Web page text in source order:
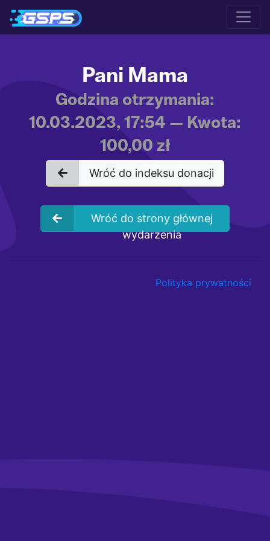
Pani Mama
Godzina otrzymania:
10.03.2023, 17:54 — Kwota:
100,00 zł
Wróć do indeksu donacji
Wróć do strony głównej
wydarzenia
Polityka prywatności